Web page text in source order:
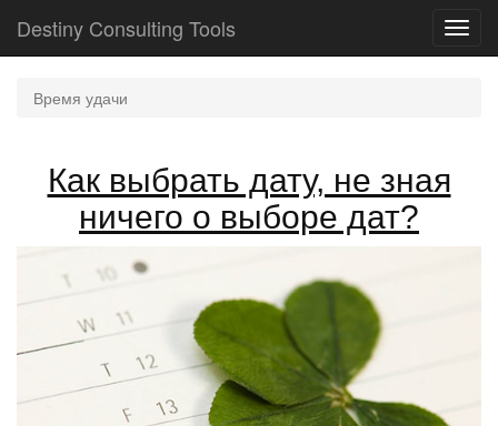
Destiny Consulting Tools
Время удачи
Как выбрать дату, не зная
ничего о выборе дат?